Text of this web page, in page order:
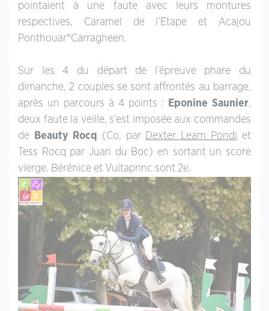
pointaient à une faute avec leurs montures
respectives, Caramel de l’Etape et Acajou
Ponthouar*Carragheen.
Sur les 4 du départ de l’épreuve phare du
dimanche, 2 couples se sont affrontés au barrage,
après un parcours à 4 points :
Eponine Saunier,
deux faute la veille, s’est imposée aux commandes
de
Beauty Rocq (Co, par Dexter Leam Pondi et
Tess Rocq par Juan du Boc) en sortant un score
vierge. Bérénice et Vultaprinc sont 2e.